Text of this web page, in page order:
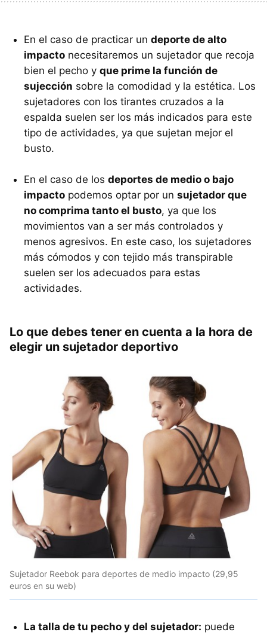
En el caso de practicar un deporte de alto
impacto necesitaremos un sujetador que recoja
bien el pecho y que prime la función de
sujección sobre la comodidad y la estética. Los
sujetadores con los tirantes cruzados a la
espalda suelen ser los más indicados para este
tipo de actividades, ya que sujetan mejor el
busto.
En el caso de los deportes de medio o bajo
impacto podemos optar por un sujetador que
no comprima tanto el busto, ya que los
movimientos van a ser más controlados y
menos agresivos. En este caso, los sujetadores
más cómodos y con tejido más transpirable
suelen ser los adecuados para estas
actividades.
Lo que debes tener en cuenta a la hora de
elegir un sujetador deportivo
Sujetador Reebok para deportes de medio impacto (29,95
euros en su web)
La talla de tu pecho y del sujetador: puede